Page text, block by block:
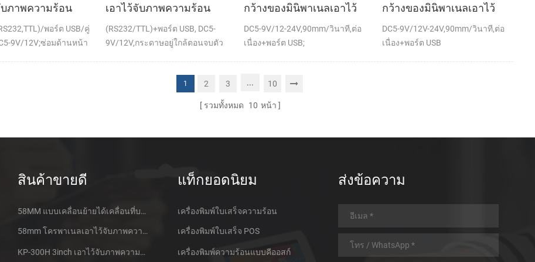
บภาพความร้อน
มานท์ใบเสร็จของ
มพ์
พอร์ต USB/คู่
9V/12V;ซ่อมด้านหน้า
เอาไว้จับภาพความร้อน
ทำการเมานท์ใบเสร็จของ
เครื่องพิมพ์
(RS232/TTL)+พอร์ต USB, DC5-
9V/12V,กระดาษอยู่ใกล้ตอนจบตัว
กว้างของมินิพาเนลเอาไว้
จับภาพความร้อนทำการเมา
นท์กับเครื่องพิมพ์อัตโนมัติ
DC5-9V/12-24V,90mm/วินาที,ต่อ
เนื่อง+พอร์ต USB;
กว้างของมินิพาเนลเอาไว้
จับภาพความร้อนกับ
เครื่องพิมพ์อัตโนมัติตัดต่อ
DC5-9V/12V-24V,90mm/วินาที,ต่อ
เนื่อง+พอร์ต USB
1 2 3 ... 10
รวมทั้งหมด 10 หน้า
สินค้าขายดี
58MM แบบเคลื่อนย้ายได้เคลื่อนที่บลูทูธเอาไว้จับภาพความร้อนที่เครื่องพิมพ์ PTP-ฉัน
58mm โครพาเนลเอาไว้จับภาพความร้อนที่ใบเสร็จของเครื่องพิมพ์ CSN-A1
KP-300H 3inch เอาไว้จับภาพความร้อนที่ Kiosk เครื่องพิมพ์ศูนย์ควบคุม Kde ในโมดูล
แท็กยอดนิยม
เครื่องพิมพ์ใบเสร็จความร้อน
เครื่องพิมพ์ใบเสร็จ POS
เครื่องพิมพ์ความร้อนแบบคีออสก์
ส่งข้อความ